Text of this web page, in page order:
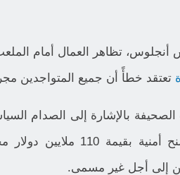
تظاهر العمال أمام الملعب
تعتقد خطأً أن جميع المتواجدين
الصحيفة بالإشارة إلى الصدام
بحجب منح أمنية
إلى أجل غير مسمى.